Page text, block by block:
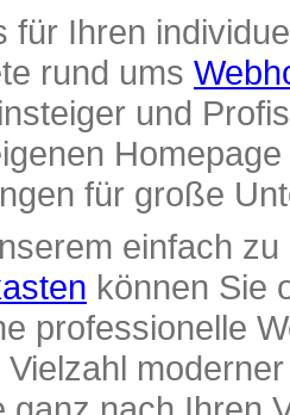
für Ihren
rund ums
und
für große
einfach
können Sie
professionelle
Vielzahl